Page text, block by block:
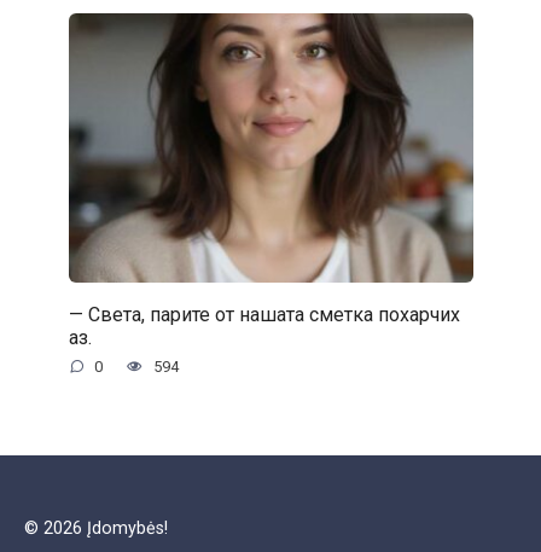
— Света, парите от нашата сметка похарчих
аз.
0 594
© 2026 Įdomybės!